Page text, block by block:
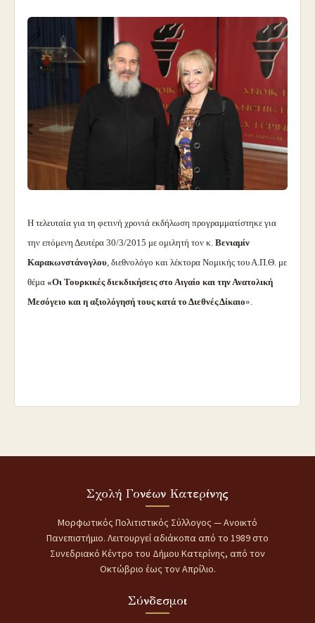
Η τελευταία για τη φετινή χρονιά εκδήλωση προγραμματίστηκε για
την επόμενη Δευτέρα 30/3/2015 με ομιλητή τον κ. Βενιαμίν
Καρακωνστάνογλου, διεθνολόγο και λέκτορα Νομικής του Α.Π.Θ. με
θέμα «Οι Τουρκικές διεκδικήσεις στο Αιγαίο και την Ανατολική
Μεσόγειο και η αξιολόγησή τους κατά το Διεθνές Δίκαιο».
Σχολή Γονέων Κατερίνης
Μορφωτικός Πολιτιστικός Σύλλογος — Ανοικτό
Πανεπιστήμιο. Λειτουργεί αδιάκοπα από το 1989 στο
Συνεδριακό Κέντρο του Δήμου Κατερίνης, από τον
Οκτώβριο έως τον Απρίλιο.
Σύνδεσμοι